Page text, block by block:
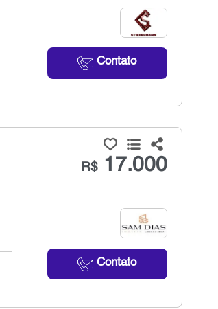
Contato
R$17.000
Contato